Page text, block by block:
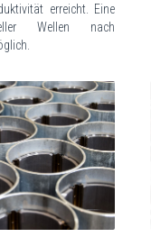
erreicht. Eine
Wellen nach